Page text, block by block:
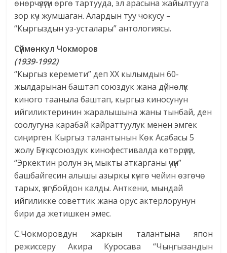
өнөрчүлүгүн өргө тартууда, эл арасына жайылтууга
зор күч жумшаган. Алардын туу чокусу –
“Кыргыздын уз-усталары” антологиясы.
Сүймөнкул Чокморов
(1939-1992)
“Кыргыз керемети” деп ХХ кылымдын 60-
жылдарынан баштап союздук жана дүйнөлүк
киного тааныла баштап, кыргыз киносунун
ийгиликтеринин жаралышына жаны тынбай, ден
соолугуна карабай кайраттуулук менен эмгек
сиңирген. Кыргыз талантынын Көк Асабасы 5
жолу Бүткүлсоюздук кинофестивалда көтөрүлүп,
“Эркектин ролун эң мыкты аткарганы үчүн”
башбайгесин алышы азыркы күнгө чейин өзгөчө
тарых, үлгү бойдон калды. Анткени, мындай
ийгиликке советтик жана орус актерлорунун
бири да жетишкен эмес.
С.Чокморовдун жаркын талантына япон
режиссеру Акира Куросава “Чыңгызандын